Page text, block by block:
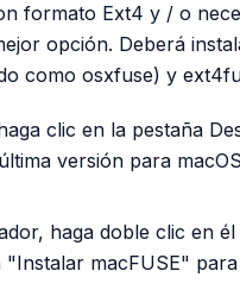
formato Ext4 y / o
opción. Deberá
como osxfuse) y
clic en la pestaña
versión para
haga doble clic en
macFUSE"